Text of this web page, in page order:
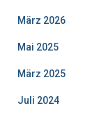
März 2026
Mai 2025
März 2025
Juli 2024